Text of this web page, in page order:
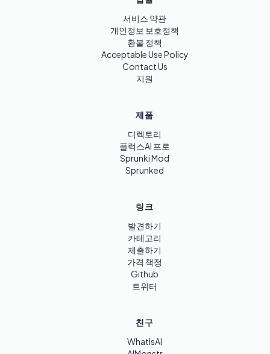
서비스 약관
개인정보 보호정책
환불 정책
Acceptable Use Policy
Contact Us
지원
제품
디렉토리
플럭스AI 프로
Sprunki Mod
Sprunked
링크
발견하기
카테고리
제출하기
가격 책정
Github
트위터
친구
WhatIsAI